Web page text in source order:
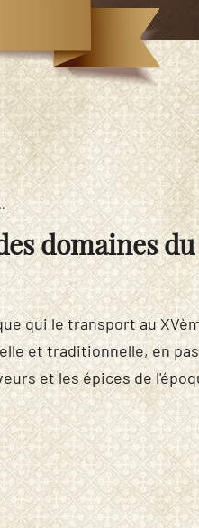
domaines
qui le transport au
et traditionnelle, en
et les épices de